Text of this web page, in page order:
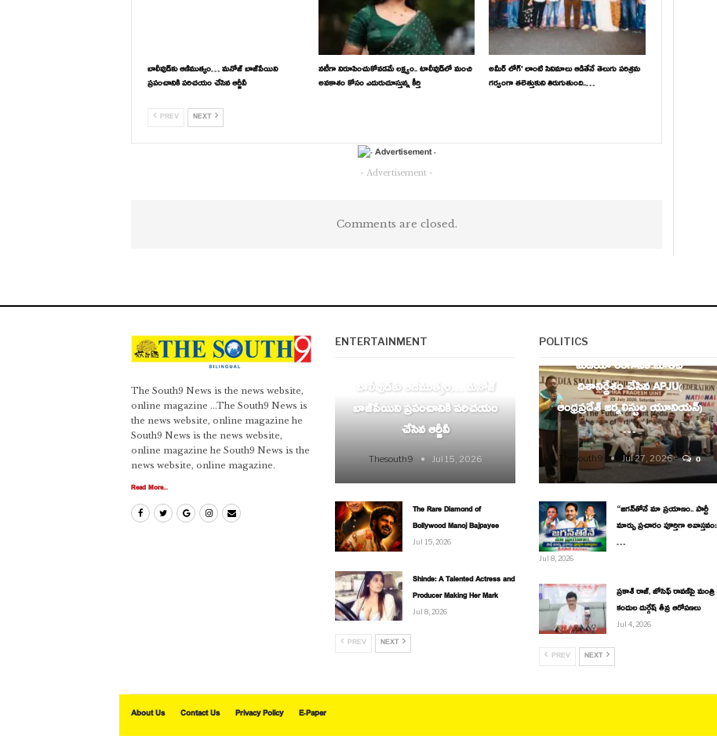
బాలీవుడ్‌కు ఆణిముత్యం… మనోజ్ బాజ్‌పేయిని
ప్రపంచానికి పరిచయం చేసిన ఆర్జీవీ
నటీగా నిరూపించుకోవడమే లక్ష్యం.. టాలీవుడ్‌లో మంచి
అవకాశం కోసం ఎదురుచూస్తున్న కీర్తి
అమీర్ లోగ్’ లాంటి సినిమాలు ఆడితేనే తెలుగు పరిశ్రమ
గర్వంగా తలెత్తుకుని తిరుగుతుంది..…
PREV NEXT
- Advertisement -
Comments are closed.
The South9 News is the news website,
online magazine ...The South9 News is
the news website, online magazine he
South9 News is the news website,
online magazine he South9 News is the
news website, online magazine.
Read More...
ENTERTAINMENT
బాలీవుడ్‌కు ఆణిముత్యం… మనోజ్
బాజ్‌పేయిని ప్రపంచానికి పరిచయం
చేసిన ఆర్జీవీ
Thesouth9 Jul 15, 2026
The Rare Diamond of
Bollywood Manoj Bajpayee
Jul 15, 2026
Shinde: A Talented Actress and
Producer Making Her Mark
Jul 8, 2026
PREV NEXT
POLITICS
మీడియా రంగానికి నూతన
దిశానిర్దేశం చేసిన APJU(
ఆంధ్రప్రదేశ్ జర్నలిస్టుల యూనియన్)
…
Thesouth9 Jul 27, 2026 0
“జగన్‌తోనే మా ప్రయాణం.. పార్టీ
మార్పు ప్రచారం పూర్తిగా అవాస్తవం:
…
Jul 8, 2026
ప్రకాశ్ రాజ్, జోసెఫ్ రావణ్‌పై మంత్రి
కందుల దుర్గేష్ తీవ్ర ఆరోపణలు
Jul 4, 2026
PREV NEXT
About Us Contact Us Privacy Policy E-Paper